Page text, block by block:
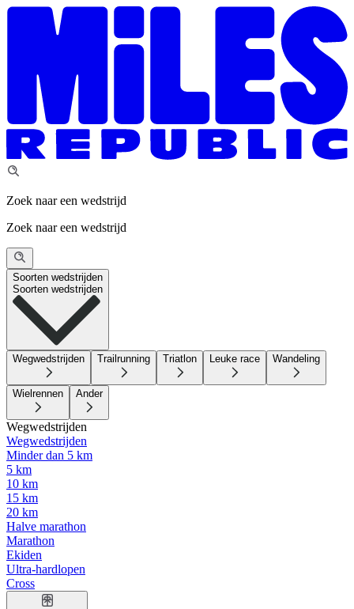
Zoek naar een wedstrijd
Zoek naar een wedstrijd
Soorten wedstrijden
Soorten wedstrijden
Wegwedstrijden Trailrunning Triatlon Leuke race Wandeling
Wielrennen Ander
Wegwedstrijden
Wegwedstrijden
Minder dan 5 km
5 km
10 km
15 km
20 km
Halve marathon
Marathon
Ekiden
Ultra-hardlopen
Cross